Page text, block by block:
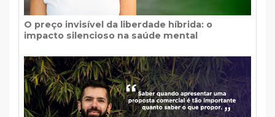
O preço invisível da liberdade híbrida: o
impacto silencioso na saúde mental